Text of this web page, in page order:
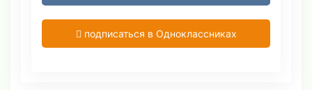
подписаться в Одноклассниках